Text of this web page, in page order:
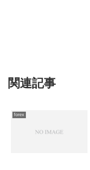
関連記事
forex